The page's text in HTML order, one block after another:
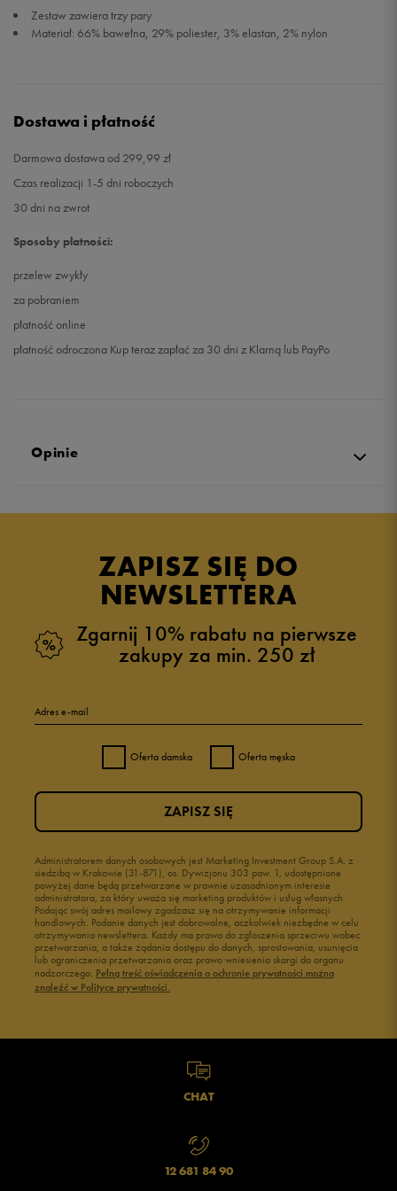
Zestaw zawiera trzy pary
Materiał: 66% bawełna, 29% poliester, 3% elastan, 2% nylon
Dostawa i płatność
Darmowa dostawa od 299,99 zł
Czas realizacji 1-5 dni roboczych
30 dni na zwrot
Sposoby płatności:
przelew zwykły
za pobraniem
płatność online
płatność odroczona Kup teraz zapłać za 30 dni z Klarną lub PayPo
Opinie
5.0
zebranych i zweryfikowanych przez
4 0%
1 0%
Jak zbieramy opinie?
ZAPISZ SIĘ DO
NEWSLETTERA
Zgarnij 10% rabatu na pierwsze
zakupy za min. 250 zł
Adres e-mail
Oferta damska Oferta męska
Administratorem danych osobowych jest Marketing Investment Group S.A. z
siedzibą w Krakowie (31-871), os. Dywizjonu 303 paw. 1, udostępnione
powyżej dane będą przetwarzane w prawnie uzasadnionym interesie
administratora, za który uważa się marketing produktów i usług własnych.
Podając swój adres mailowy zgadzasz się na otrzymywanie informacji
handlowych. Podanie danych jest dobrowolne, aczkolwiek niezbędne w celu
otrzymywania newslettera. Każdy ma prawo do zgłoszenia sprzeciwu wobec
przetwarzania, a także żądania dostępu do danych, sprostowania, usunięcia
lub ograniczenia przetwarzania oraz prawo wniesienia skargi do organu
nadzorczego. Pełną treść oświadczenia o ochronie prywatności można
znaleźć w Polityce prywatności.
ZAPISZ SIĘ
CHAT
12 681 84 90